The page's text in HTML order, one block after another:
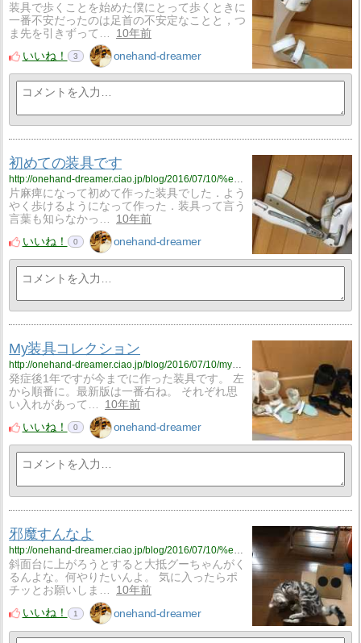
装具で歩くことを始めた僕にとって歩くときに
一番不安だったのは足首の不安定なことと，つ
ま先を引きずって…
10年前
いいね！
3 onehand-dreamer
初めての装具です
片麻痺になって初めて作った装具でした．よう
やく歩けるようになって作った．装具って言う
言葉も知らなかっ…
10年前
いいね！
0 onehand-dreamer
My装具コレクション
http://onehand-dreamer.ciao.jp/blog/2016/07/10/my%e8%a3%85%e5%85%b7%e3%82%b3%e3%83%ac%e3%82%af%e3%82%b7%e3%83%a7%e3%83%b3/
発症後1年ですが今までに作った装具です。 左
から順番に。最新版は一番右ね。 それぞれ思
い入れがあって…
10年前
いいね！
0 onehand-dreamer
邪魔すんなよ
http://onehand-dreamer.ciao.jp/blog/2016/07/10/%e9%82%aa%e9%ad%94%e3%81%99%e3%82%93%e3%81%aa%e3%82%88/
斜面台に上がろうとすると大抵グーちゃんがく
るんよな。何やりたいんよ。 気に入ったらポ
チッとお願いしま…
10年前
いいね！
1 onehand-dreamer